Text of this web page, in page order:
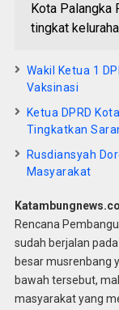
Kota Palangka
tingkat
Wakil Ketua 1
Vaksinasi
Ketua DPRD
Tingkatkan
Rusdiansyah
Masyarakat
Rencana
sudah berjalan
besar musrenbang
bawah tersebut,
masyarakat yang